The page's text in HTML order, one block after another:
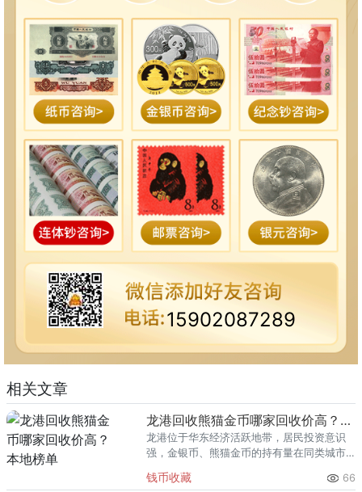
15902087289
相关文章
龙港回收熊猫金币哪家回收价高？本地榜单
龙港位于华东经济活跃地带，居民投资意识
强，金银币、熊猫金币的持有量在同类城市
熊猫金币的需求就明显升温，但鱼龙混杂的
钱币收藏 66